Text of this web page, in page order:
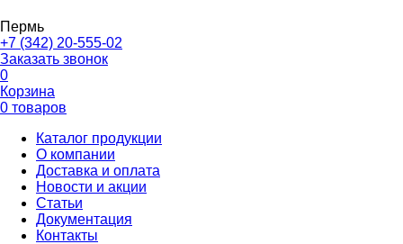
Пермь
+7 (342) 20-555-02
Заказать звонок
0
Корзина
0 товаров
Каталог продукции
О компании
Доставка и оплата
Новости и акции
Статьи
Документация
Контакты